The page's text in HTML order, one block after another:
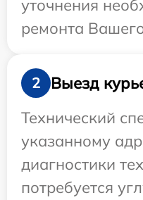
уточнения
ремонта
2
Выезд
Технический
указанному
диагностики
потребуется